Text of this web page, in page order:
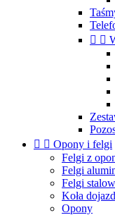
 
  Opony i felgi
Felgi z
Felgi
Felgi
Koła
Opony